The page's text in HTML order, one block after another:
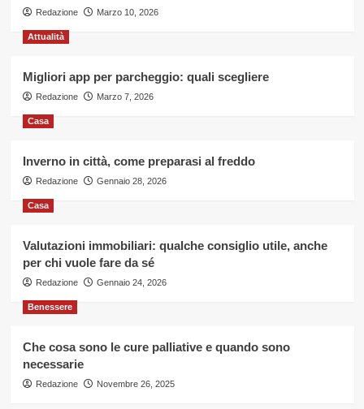
Redazione Marzo 10, 2026
Attualità
Migliori app per parcheggio: quali scegliere
Redazione Marzo 7, 2026
Casa
Inverno in città, come preparasi al freddo
Redazione Gennaio 28, 2026
Casa
Valutazioni immobiliari: qualche consiglio utile, anche
per chi vuole fare da sé
Redazione Gennaio 24, 2026
Benessere
Che cosa sono le cure palliative e quando sono
necessarie
Redazione Novembre 26, 2025